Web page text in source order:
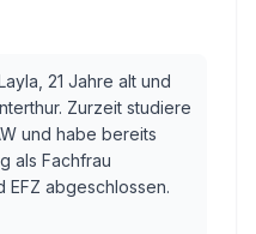
21 Jahre alt und
Zurzeit studiere
und habe bereits
als Fachfrau
EFZ abgeschlossen.